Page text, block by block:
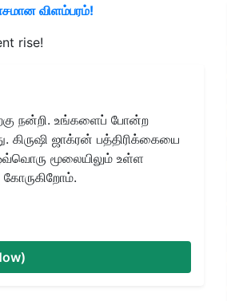
விளம்பரம்!
rise!
நன்றி. உங்களைப் போன்ற
கிருஷி ஜாக்ரன் பத்திரிக்கையை
மூலையிலும் உள்ள